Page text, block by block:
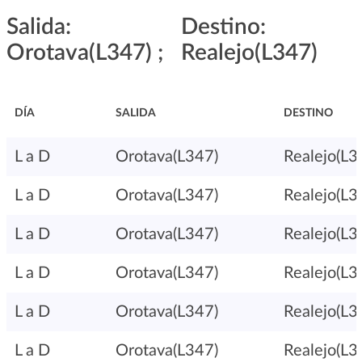
Salida:
Orotava(L347) ;
Destino:
Realejo(L347)
DÍA SALIDA DESTINO
L a D Orotava(L347)
L a D Orotava(L347)
L a D Orotava(L347)
L a D Orotava(L347)
L a D Orotava(L347)
L a D Orotava(L347)